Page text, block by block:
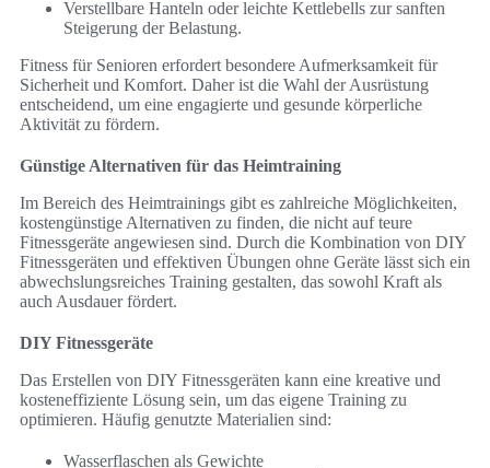
Verstellbare Hanteln oder leichte Kettlebells zur sanften
Steigerung der Belastung.
Fitness für Senioren erfordert besondere Aufmerksamkeit für
Sicherheit und Komfort. Daher ist die Wahl der Ausrüstung
entscheidend, um eine engagierte und gesunde körperliche
Aktivität zu fördern.
Günstige Alternativen für das Heimtraining
Im Bereich des Heimtrainings gibt es zahlreiche Möglichkeiten,
kostengünstige Alternativen zu finden, die nicht auf teure
Fitnessgeräte angewiesen sind. Durch die Kombination von DIY
Fitnessgeräten und effektiven Übungen ohne Geräte lässt sich ein
abwechslungsreiches Training gestalten, das sowohl Kraft als
auch Ausdauer fördert.
DIY Fitnessgeräte
Das Erstellen von DIY Fitnessgeräten kann eine kreative und
kosteneffiziente Lösung sein, um das eigene Training zu
optimieren. Häufig genutzte Materialien sind:
Wasserflaschen als Gewichte